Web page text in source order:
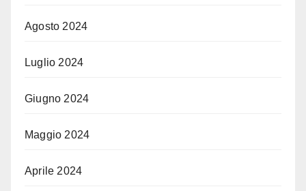
Agosto 2024
Luglio 2024
Giugno 2024
Maggio 2024
Aprile 2024